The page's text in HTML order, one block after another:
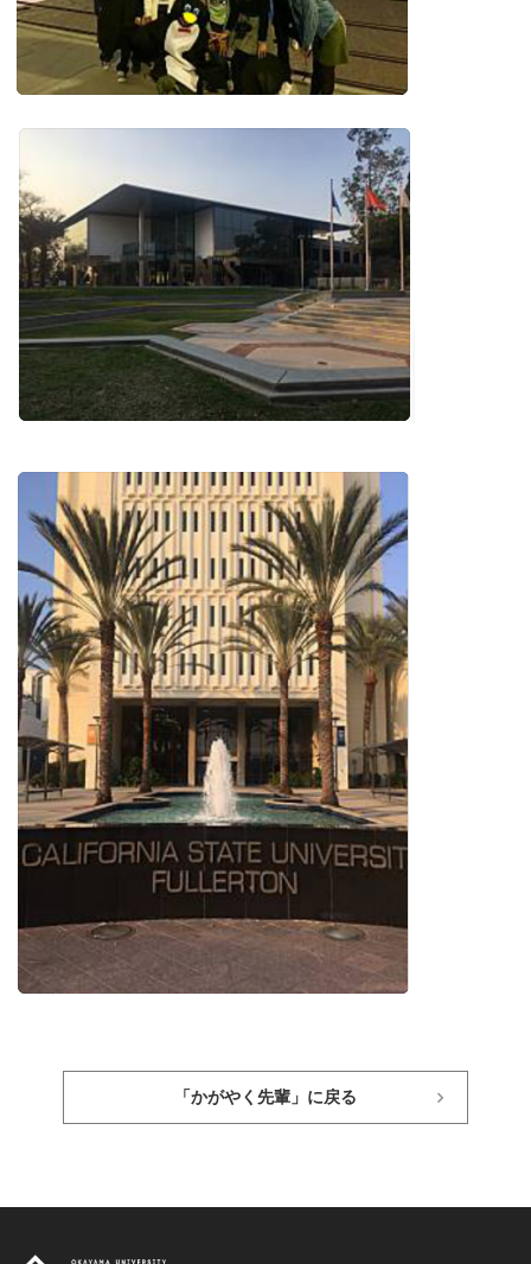
「かがやく先輩」に戻る